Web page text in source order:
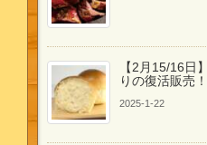
【2月15/16日
りの復活販売
2025-1-22